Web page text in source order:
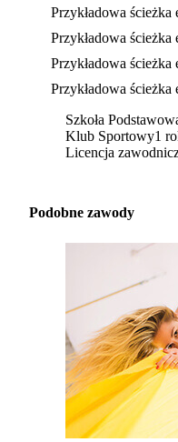
Przykładowa ścieżka
Przykładowa ścieżka
Przykładowa ścieżka
Przykładowa ścieżka
Szkoła
Klub Sportowy1
Licencja
Podobne zawody